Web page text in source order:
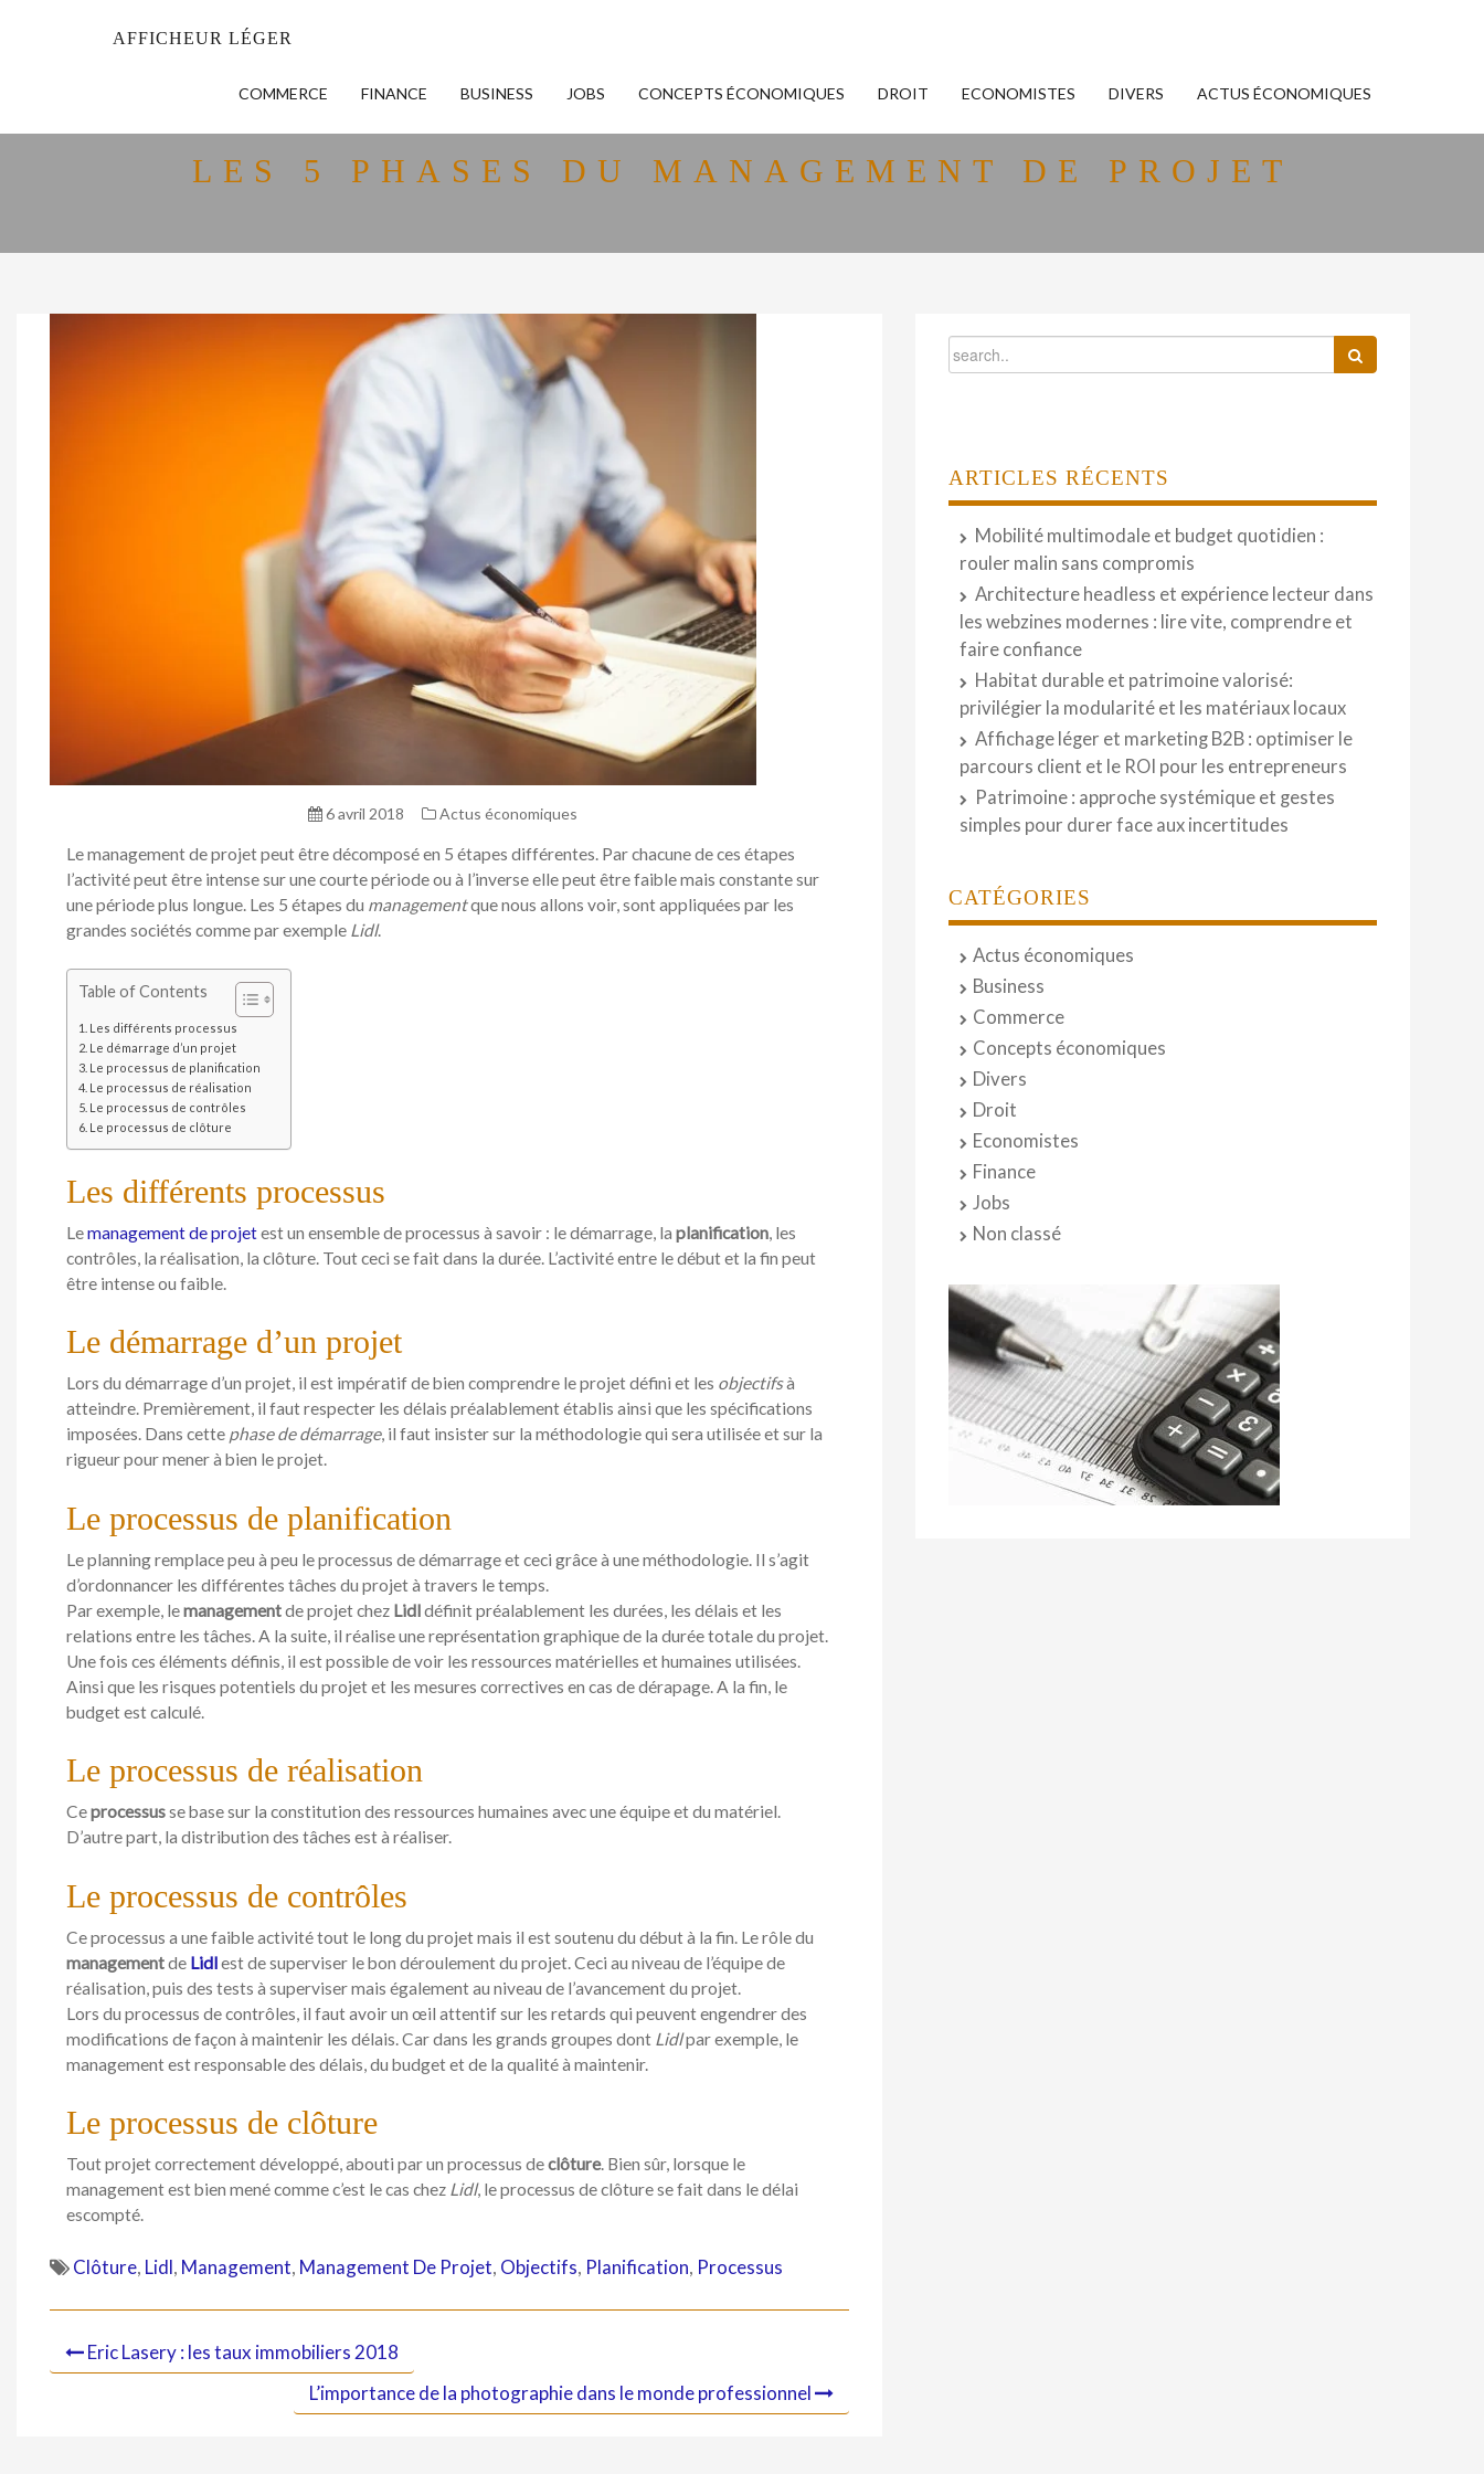
AFFICHEUR LÉGER
COMMERCE FINANCE BUSINESS JOBS CONCEPTS ÉCONOMIQUES DROIT ECONOMISTES DIVERS ACTUS ÉCONOMIQUES
LES 5 PHASES DU MANAGEMENT DE PROJET
6 avril 2018 Actus économiques
Le management de projet peut être décomposé en 5 étapes différentes. Par chacune de ces étapes
l’activité peut être intense sur une courte période ou à l’inverse elle peut être faible mais constante sur
une période plus longue. Les 5 étapes du managementque nous allons voir, sont appliquées par les
grandes sociétés comme par exemple Lidl.
Table of Contents
Les différents processus
Le démarrage d’un projet
Le processus de planification
Le processus de réalisation
Le processus de contrôles
Le processus de clôture
Les différents processus
Lemanagement de projetest un ensemble de processus à savoir : le démarrage, la planification, les
contrôles, la réalisation, la clôture. Tout ceci se fait dans la durée. L’activité entre le début et la fin peut
être intense ou faible.
Le démarrage d’un projet
Lors du démarrage d’un projet, il est impératif de bien comprendre le projet défini et les objectifsà
atteindre. Premièrement, il faut respecter les délais préalablement établis ainsi que les spécifications
imposées. Dans cette phase de démarrage, il faut insister sur la méthodologie qui sera utilisée et sur la
rigueur pour mener à bien le projet.
Le processus de planification
Le planning remplace peu à peu le processus de démarrage et ceci grâce à une méthodologie. Il s’agit
d’ordonnancer les différentes tâches du projet à travers le temps.
Par exemple, lemanagementde projet chez Lidldéfinit préalablement les durées, les délais et les
relations entre les tâches. A la suite, il réalise une représentation graphique de la durée totale du projet.
Une fois ces éléments définis, il est possible de voir les ressources matérielles et humaines utilisées.
Ainsi que les risques potentiels du projet et les mesures correctives en cas de dérapage. A la fin, le
budget est calculé.
Le processus de réalisation
Ceprocessusse base sur la constitution des ressources humaines avec une équipe et du matériel.
D’autre part, la distribution des tâches est à réaliser.
Le processus de contrôles
Ce processus a une faible activité tout le long du projet mais il est soutenu du début à la fin. Le rôle du
managementde Lidlest de superviser le bon déroulement du projet. Ceci au niveau de l’équipe de
réalisation, puis des tests à superviser mais également au niveau de l’avancement du projet.
Lors du processus de contrôles, il faut avoir un œil attentif sur les retards qui peuvent engendrer des
modifications de façon à maintenir les délais. Car dans les grands groupes dont Lidlpar exemple, le
management est responsable des délais, du budget et de la qualité à maintenir.
Le processus de clôture
Tout projet correctement développé, abouti par un processus declôture. Bien sûr, lorsque le
management est bien mené comme c’est le cas chez Lidl, le processus de clôture se fait dans le délai
escompté.
Clôture, Lidl, Management, Management De Projet, Objectifs, Planification, Processus
Eric Lasery : les taux immobiliers 2018
L’importance de la photographie dans le monde professionnel
ARTICLES RÉCENTS
Mobilité multimodale et budget quotidien :
rouler malin sans compromis
Architecture headless et expérience lecteur dans
les webzines modernes : lire vite, comprendre et
faire confiance
Habitat durable et patrimoine valorisé:
privilégier la modularité et les matériaux locaux
Affichage léger et marketing B2B : optimiser le
parcours client et le ROI pour les entrepreneurs
Patrimoine : approche systémique et gestes
simples pour durer face aux incertitudes
CATÉGORIES
Actus économiques
Business
Commerce
Concepts économiques
Divers
Droit
Economistes
Finance
Jobs
Non classé